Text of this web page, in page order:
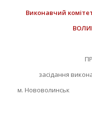
Виконавчий
засідання
м.